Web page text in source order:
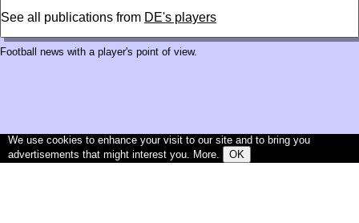
See all publications from DE's players
Football news with a player's point of view.
We use cookies to enhance your visit to our site and to bring you
advertisements that might interest you. More. OK